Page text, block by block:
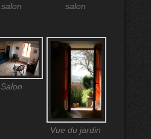
salon salon
Salon
Vue du jardin